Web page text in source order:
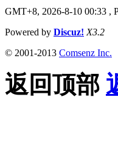
GMT+8, 2026-8-10 00:33 ,
Powered by Discuz! X3.2
© 2001-2013 Comsenz Inc.
返回顶部